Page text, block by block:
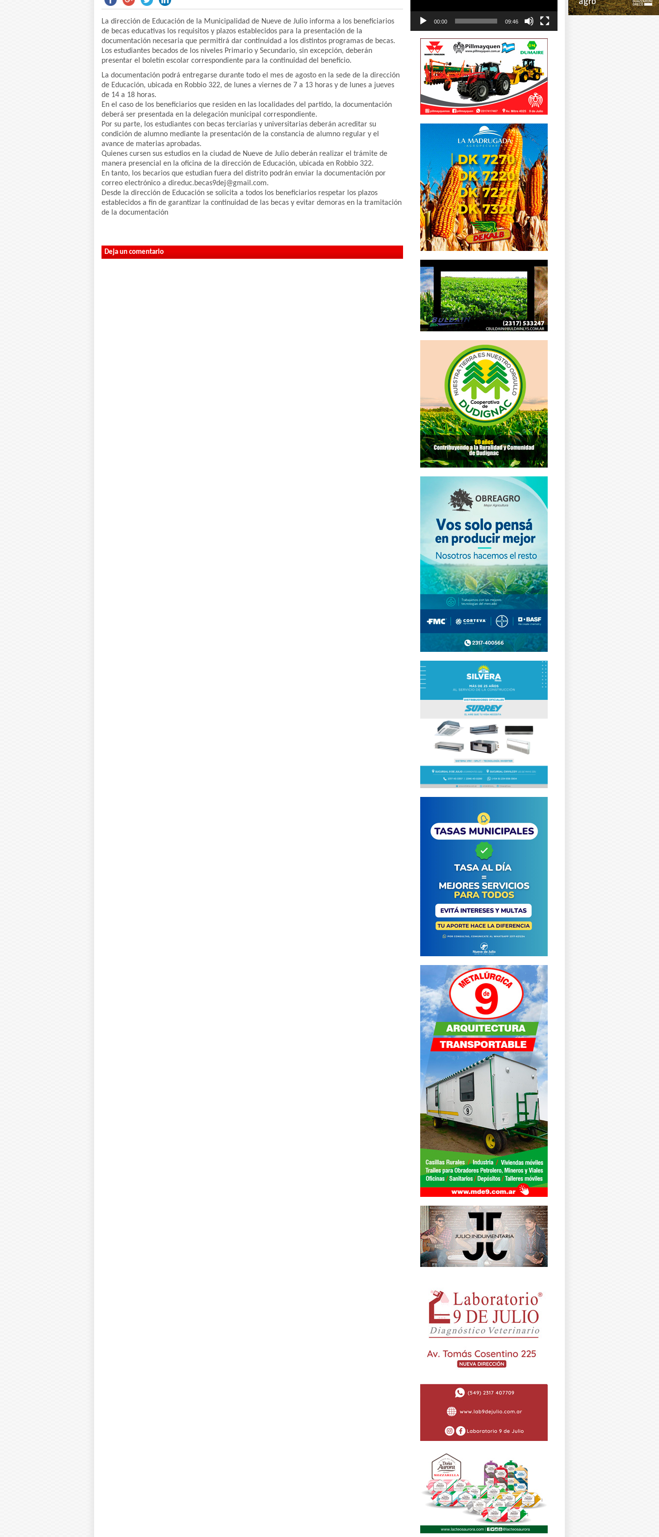
La dirección de Educación de la Municipalidad de Nueve de Julio informa a los beneficiarios
de becas educativas los requisitos y plazos establecidos para la presentación de la
documentación necesaria que permitirá dar continuidad a los distintos programas de becas.
Los estudiantes becados de los niveles Primario y Secundario, sin excepción, deberán
presentar el boletín escolar correspondiente para la continuidad del beneficio.
La documentación podrá entregarse durante todo el mes de agosto en la sede de la dirección
de Educación, ubicada en Robbio 322, de lunes a viernes de 7 a 13 horas y de lunes a jueves
de 14 a 18 horas.
En el caso de los beneficiarios que residen en las localidades del partido, la documentación
deberá ser presentada en la delegación municipal correspondiente.
Por su parte, los estudiantes con becas terciarias y universitarias deberán acreditar su
condición de alumno mediante la presentación de la constancia de alumno regular y el
avance de materias aprobadas.
Quienes cursen sus estudios en la ciudad de Nueve de Julio deberán realizar el trámite de
manera presencial en la oficina de la dirección de Educación, ubicada en Robbio 322.
En tanto, los becarios que estudian fuera del distrito podrán enviar la documentación por
correo electrónico a direduc.becas9dej@gmail.com.
Desde la dirección de Educación se solicita a todos los beneficiarios respetar los plazos
establecidos a fin de garantizar la continuidad de las becas y evitar demoras en la tramitación
de la documentación
Deja un comentario
00:00 09:46